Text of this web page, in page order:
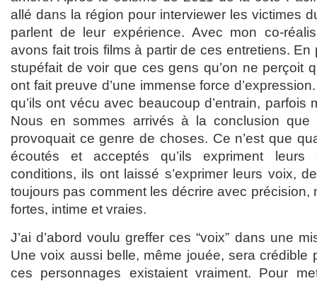
allé dans la région pour interviewer les victimes
parlent de leur expérience. Avec mon co-
avons fait trois films à partir de ces entretiens. En
stupéfait de voir que ces gens qu’on ne perçoit
ont fait preuve d’une immense force
qu’ils ont vécu avec beaucoup d’entrain, parfois
Nous en sommes arrivés à la conclusion que
provoquait ce genre de choses. Ce n’est que
écoutés et acceptés qu’ils expriment leurs
conditions, ils ont laissé s’exprimer leurs voix,
toujours pas comment les décrire avec précision,
fortes, intime et vraies.
J’ai d’abord voulu greffer ces “voix” dans une
Une voix aussi belle, même jouée, sera crédible
ces personnages existaient vraiment. Pour